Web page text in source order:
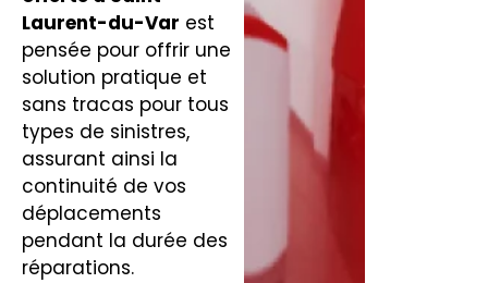
Laurent-du-Var est
pensée pour offrir une
solution pratique et
sans tracas pour tous
types de sinistres,
assurant ainsi la
continuité de vos
déplacements
pendant la durée des
réparations.